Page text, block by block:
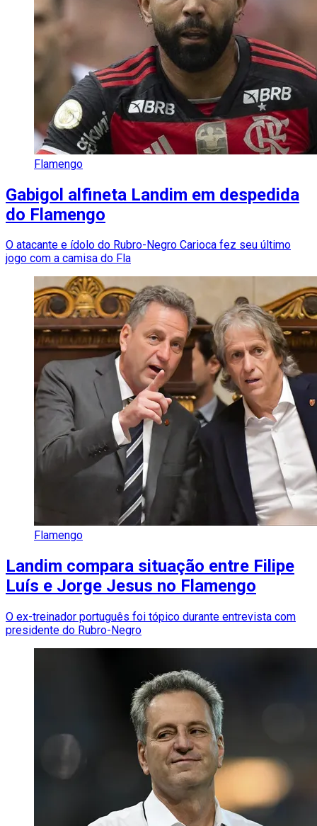
Flamengo
Gabigol alfineta Landim em despedida
do Flamengo
O atacante e ídolo do Rubro-Negro Carioca fez seu último
jogo com a camisa do Fla
Flamengo
Landim compara situação entre Filipe
Luís e Jorge Jesus no Flamengo
O ex-treinador português foi tópico durante entrevista com
presidente do Rubro-Negro